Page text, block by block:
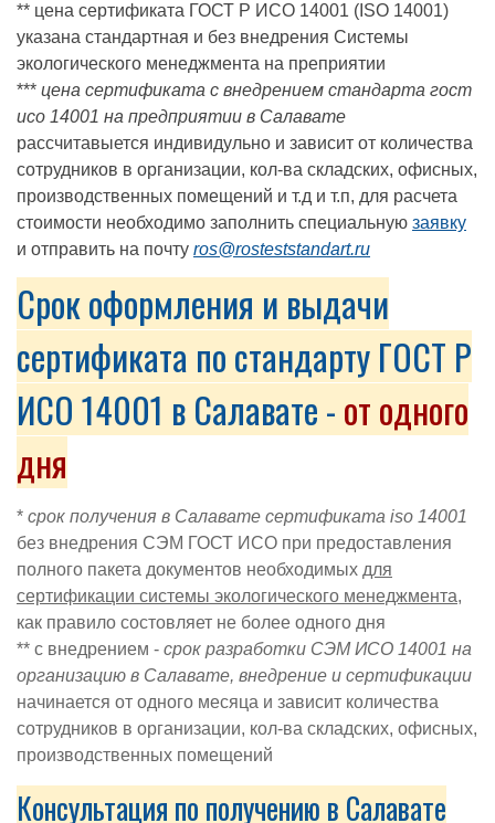
** цена сертификата ГОСТ Р ИСО 14001 (ISO 14001)
указана стандартная и без внедрения Системы
экологического менеджмента на преприятии
*** цена сертификата с внедрением стандарта гост
исо 14001 на предприятии в Салавате
рассчитавыется индивидульно и зависит от количества
сотрудников в организации, кол-ва складских, офисных,
производственных помещений и т.д и т.п, для расчета
стоимости необходимо заполнить специальную заявку
и отправить на почту ros@rosteststandart.ru
Срок оформления и выдачи
сертификата по стандарту ГОСТ Р
ИСО 14001 в Салавате -от одного
дня
* срок получения в Салавате сертификата iso 14001
без внедрения СЭМ ГОСТ ИСО при предоставления
полного пакета документов необходимых для
сертификации системы экологического менеджмента,
как правило состовляет не более одного дня
** с внедрением - срок разработки СЭМ ИСО 14001 на
организацию в Салавате, внедрение и сертификации
начинается от одного месяца и зависит количества
сотрудников в организации, кол-ва складских, офисных,
производственных помещений
Консультация по получению в Салавате